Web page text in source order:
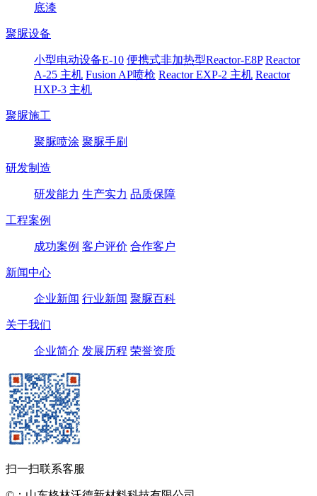
底漆
聚脲设备
小型电动设备E-10 便携式非加热型Reactor-E8P Reactor
A-25 主机 Fusion AP喷枪 Reactor EXP-2 主机 Reactor
HXP-3 主机
聚脲施工
聚脲喷涂 聚脲手刷
研发制造
研发能力 生产实力 品质保障
工程案例
成功案例 客户评价 合作客户
新闻中心
企业新闻 行业新闻 聚脲百科
关于我们
企业简介 发展历程 荣誉资质
扫一扫联系客服